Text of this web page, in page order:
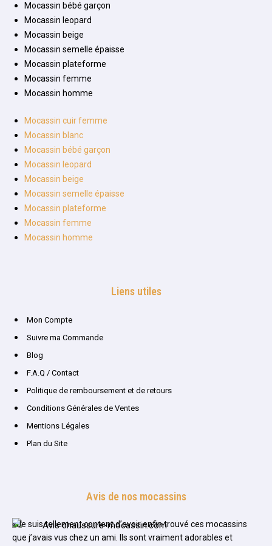
Mocassin bébé garçon
Mocassin leopard
Mocassin beige
Mocassin semelle épaisse
Mocassin plateforme
Mocassin femme
Mocassin homme
Mocassin cuir femme
Mocassin blanc
Mocassin bébé garçon
Mocassin leopard
Mocassin beige
Mocassin semelle épaisse
Mocassin plateforme
Mocassin femme
Mocassin homme
Liens utiles
Mon Compte
Suivre ma Commande
Blog
F.A.Q / Contact
Politique de remboursement et de retours
Conditions Générales de Ventes
Mentions Légales
Plan du Site
Avis de nos mocassins
«Je suis tellement content d’avoir enfin trouvé ces mocassins
que j’avais vus chez un ami. Ils sont vraiment adorables et